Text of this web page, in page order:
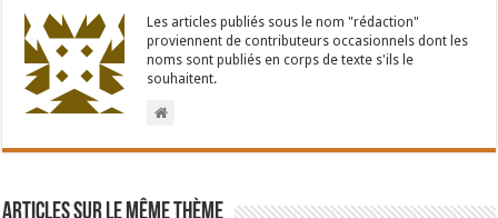
Les articles publiés sous le nom "rédaction"
proviennent de contributeurs occasionnels dont les
noms sont publiés en corps de texte s'ils le
souhaitent.